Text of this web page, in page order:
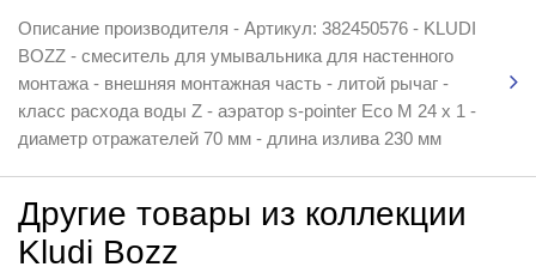
Описание производителя - Артикул: 382450576 - KLUDI
BOZZ - смеситель для умывальника для настенного
монтажа - внешняя монтажная часть - литой рычаг -
класс расхода воды Z - аэратор s-pointer Eco M 24 x 1 -
диаметр отражателей 70 мм - длина излива 230 мм
Другие товары из коллекции
Kludi Bozz